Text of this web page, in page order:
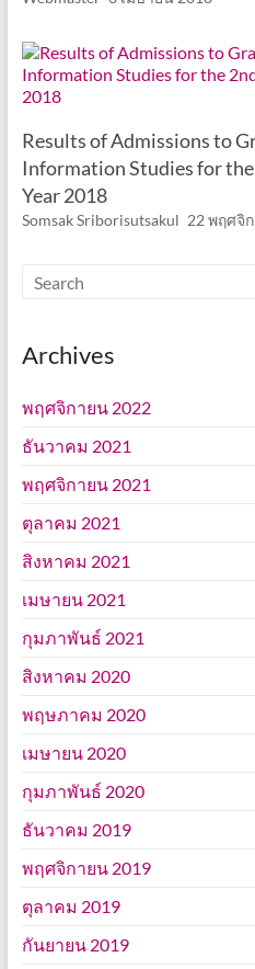
Results of Admissions to
Information Studies for
Year 2018
Somsak Sriborisutsakul 22 พฤศจิ
Archives
พฤศจิกายน 2022
ธันวาคม 2021
พฤศจิกายน 2021
ตุลาคม 2021
สิงหาคม 2021
เมษายน 2021
กุมภาพันธ์ 2021
สิงหาคม 2020
พฤษภาคม 2020
เมษายน 2020
กุมภาพันธ์ 2020
ธันวาคม 2019
พฤศจิกายน 2019
ตุลาคม 2019
กันยายน 2019